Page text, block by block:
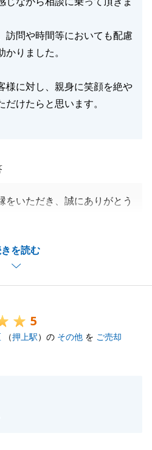
訪問や時間等においても配慮
かりました。
様に対し、親身に笑顔を絶や
だけたらと思います。
を読む
をいただき、誠にありがとう
ベートなお話しもさせていた
みを感じながらお取引きを進
ます。
姿勢」を崩さず、日々のお
ます。
り事や、ご相談等ございま
ださいませ。
勤め先のご発展を心より祈
ございました。
5
（押上駅）の その他 を ご売却